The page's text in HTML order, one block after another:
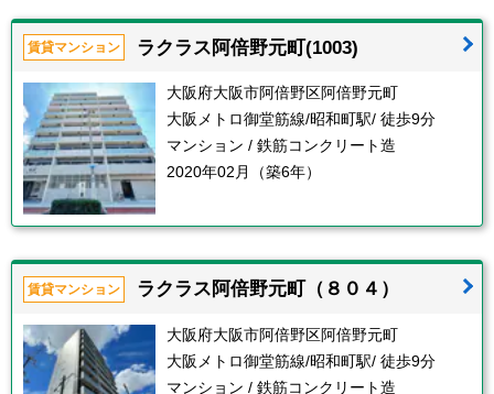
賃貸マンション ラクラス阿倍野元町(1003)
大阪府大阪市阿倍野区阿倍野元町
大阪メトロ御堂筋線/昭和町駅/ 徒歩9分
マンション / 鉄筋コンクリート造
2020年02月（築6年）
賃貸マンション ラクラス阿倍野元町（８０４）
大阪府大阪市阿倍野区阿倍野元町
大阪メトロ御堂筋線/昭和町駅/ 徒歩9分
マンション / 鉄筋コンクリート造